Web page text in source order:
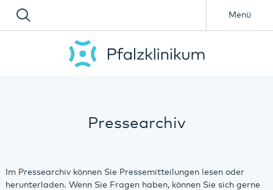
Menü
Pressearchiv
Im Pressearchiv können Sie Pressemitteilungen lesen oder
herunterladen. Wenn Sie Fragen haben, können Sie sich gerne